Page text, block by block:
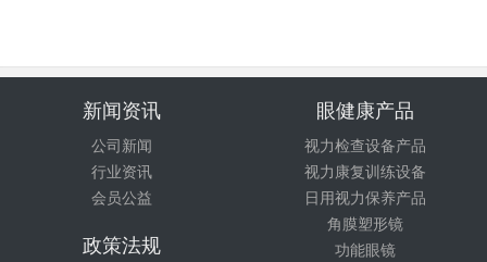
新闻资讯
公司新闻
行业资讯
会员公益
眼健康产品
视力检查设备产品
视力康复训练设备
日用视力保养产品
角膜塑形镜
功能眼镜
政策法规